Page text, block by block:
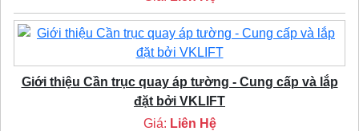
Giới thiệu Cần trục quay áp tường - Cung cấp và lắp
đặt bởi VKLIFT
Giá: Liên Hệ